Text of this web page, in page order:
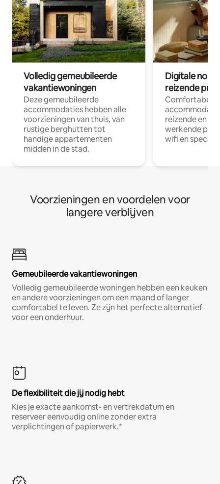
Volledig gemeubileerde
vakantiewoningen
Deze gemeubileerde
accommodaties hebben alle
voorzieningen van thuis, van
rustige berghutten tot
handige appartementen
midden in de stad.
Digitale
reizende
Comfortabele
reizende en
werkende
wifi en
Voorzieningen en voordelen voor
langere verblijven
Gemeubileerde vakantiewoningen
Volledig gemeubileerde woningen hebben een keuken
en andere voorzieningen om een maand of langer
comfortabel te leven. Ze zijn het perfecte alternatief
voor een onderhuur.
De flexibiliteit die jij nodig hebt
Kies je exacte aankomst- en vertrekdatum en
reserveer eenvoudig online zonder extra
verplichtingen of papierwerk.*